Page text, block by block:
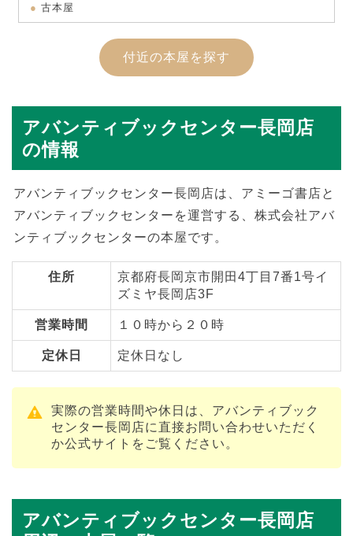
古本屋
付近の本屋を探す
アバンティブックセンター長岡店
の情報
アバンティブックセンター長岡店は、アミーゴ書店と
アバンティブックセンターを運営する、株式会社アバ
ンティブックセンターの本屋です。
住所
京都府長岡京市開田4丁目7番1号イ
ズミヤ長岡店3F
営業時間 １０時から２０時
定休日 定休日なし
実際の営業時間や休日は、アバンティブック
センター長岡店に直接お問い合わせいただく
か公式サイトをご覧ください。
アバンティブックセンター長岡店